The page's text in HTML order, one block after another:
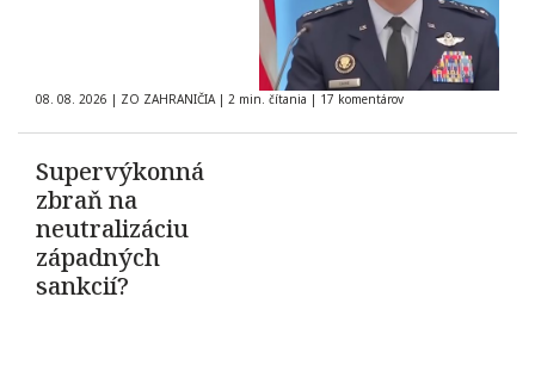
08. 08. 2026 | ZO ZAHRANIČIA | 2 min. čítania | 17 komentárov
Supervýkonná
zbraň na
neutralizáciu
západných
sankcií?